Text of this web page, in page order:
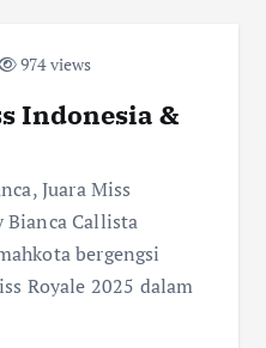
974 views
Indonesia &
Juara Miss
Bianca Callista
bergengsi
Royale 2025 dalam